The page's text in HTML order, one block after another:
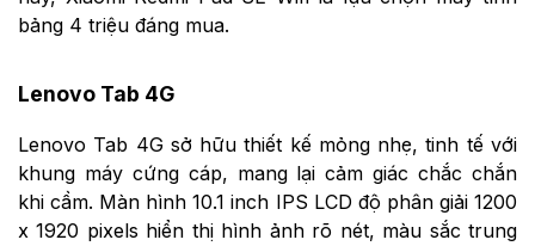
bảng 4 triệu đáng mua.
Lenovo Tab 4G
Lenovo Tab 4G sở hữu thiết kế mỏng nhẹ, tinh tế với
khung máy cứng cáp, mang lại cảm giác chắc chắn
khi cầm. Màn hình 10.1 inch IPS LCD độ phân giải 1200
x 1920 pixels hiển thị hình ảnh rõ nét, màu sắc trung